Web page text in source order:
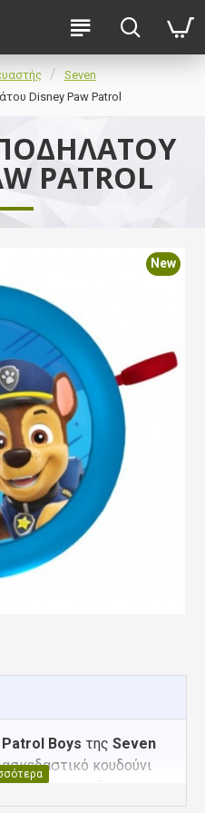
Seven
Disney Paw Patrol
PATROL
New
Patrol Boys της Seven
κουδούνι
μικρούς ποδηλάτες
Paw Patrol. Παράγει